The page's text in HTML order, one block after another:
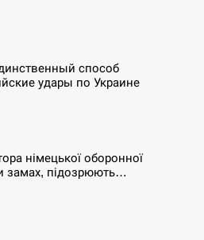
способ
удары по Украине
німецької оборонної
замах, підозрюють…